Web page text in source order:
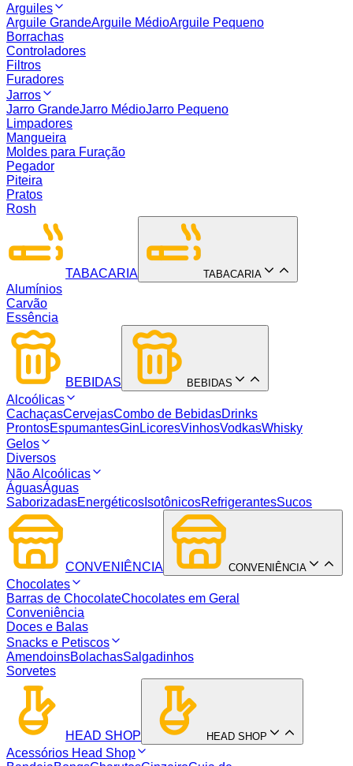
Arguiles
Arguile GrandeArguile MédioArguile Pequeno
Borrachas
Controladores
Filtros
Furadores
Jarros
Jarro GrandeJarro MédioJarro Pequeno
Limpadores
Mangueira
Moldes para Furação
Pegador
Piteira
Pratos
Rosh
TABACARIA TABACARIA
Alumínios
Carvão
Essência
BEBIDAS BEBIDAS
Alcoólicas
CachaçasCervejasCombo de BebidasDrinks
ProntosEspumantesGin LicoresVinhosVodkasWhisky
Gelos
Diversos
Não Alcoólicas
ÁguasÁguas
SaborizadasEnergéticos IsotônicosRefrigerantesSucos
CONVENIÊNCIA CONVENIÊNCIA
Chocolates
Barras de ChocolateChocolates em Geral
Conveniência
Doces e Balas
Snacks e Petiscos
AmendoinsBolachasSalgadinhos
Sorvetes
HEAD SHOP HEAD SHOP
Acessórios Head Shop